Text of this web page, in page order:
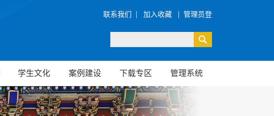
联系我们 | 加入收藏 | 管理员登
学生文化 案例建设 下载专区 管理系统